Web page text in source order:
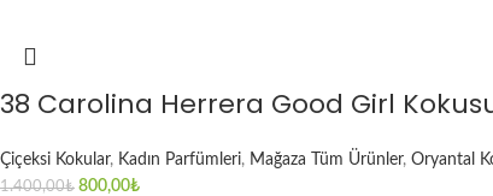
38 Carolina Herrera Good Girl
Çiçeksi Kokular, Kadın Parfümleri, Mağaza Tüm Ürünler, Oryantal
1.400,00₺ 800,00₺